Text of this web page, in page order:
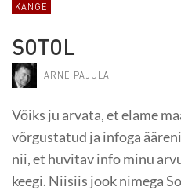
KANGE
SOTOL
ARNE PAJULA
Võiks ju arvata, et elame
võrgustatud ja infoga
nii, et huvitav info minu
keegi. Niisiis jook nimega